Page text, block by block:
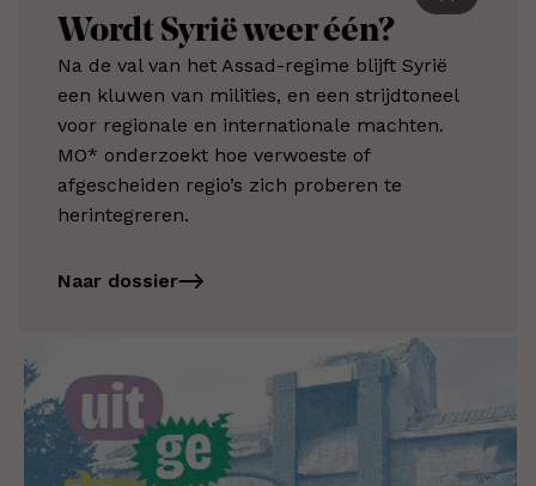
Wordt Syrië weer één?
Na de val van het Assad-regime blijft Syrië
een kluwen van milities, en een strijdtoneel
voor regionale en internationale machten.
MO* onderzoekt hoe verwoeste of
afgescheiden regio’s zich proberen te
herintegreren.
Naar dossier